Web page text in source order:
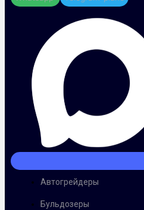
Автогрейдеры
Бульдозеры